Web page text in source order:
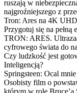
ruszają w
najgroźniejszego z
Tron: Ares na 4K
Przygotuj się na
TRON: ARES.
cyfrowego świata do
Czy ludzkość jest
Inteligencją?
Springsteen: Ocal
Osobisty film o
którym w rolę Bruce’a